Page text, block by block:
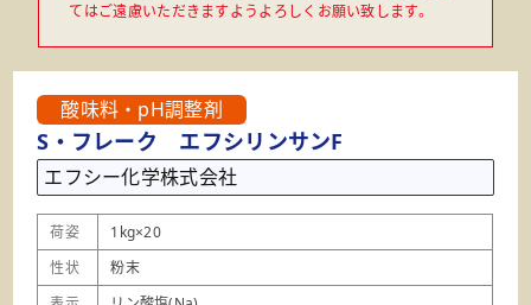
てはご遠慮いただきますようよろしくお願い致します。
酸味料・pH調整剤
S・フレーク エフシリンサンF
エフシー化学株式会社
荷姿
1kg×20
性状
粉末